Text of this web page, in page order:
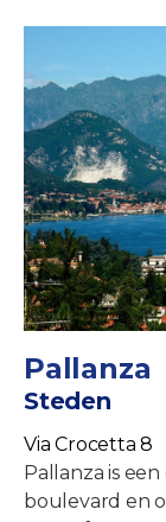
Pallanza
Steden
Via Crocetta 8
Pallanza is
boulevard en